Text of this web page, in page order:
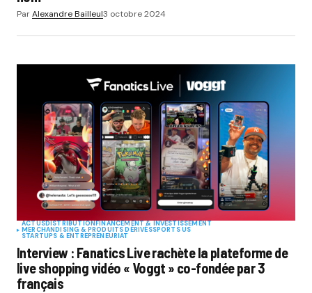
ParAlexandre Bailleul3 octobre 2024
ACTUSDISTRIBUTION FINANCEMENT & INVESTISSEMENT
MERCHANDISING & PRODUITS DÉRIVÉSSPORTS US
STARTUPS & ENTREPRENEURIAT
Interview : Fanatics Live rachète la plateforme de
live shopping vidéo « Voggt » co-fondée par 3
français